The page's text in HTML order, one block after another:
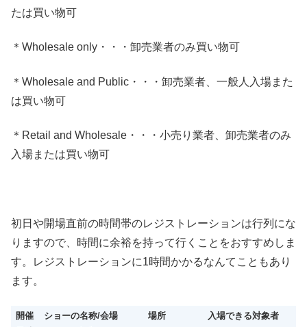
たは買い物可
＊Wholesale only・・・卸売業者のみ買い物可
＊Wholesale and Public・・・卸売業者、一般人入場また
は買い物可
＊Retail and Wholesale・・・小売り業者、卸売業者のみ
入場または買い物可
初日や開場直前の時間帯のレジストレーションは行列にな
りますので、時間に余裕を持って行くことをおすすめしま
す。レジストレーションに1時間かかるなんてこともあり
ます。
開催
ショーの名称/会場
場所 入場できる対象者